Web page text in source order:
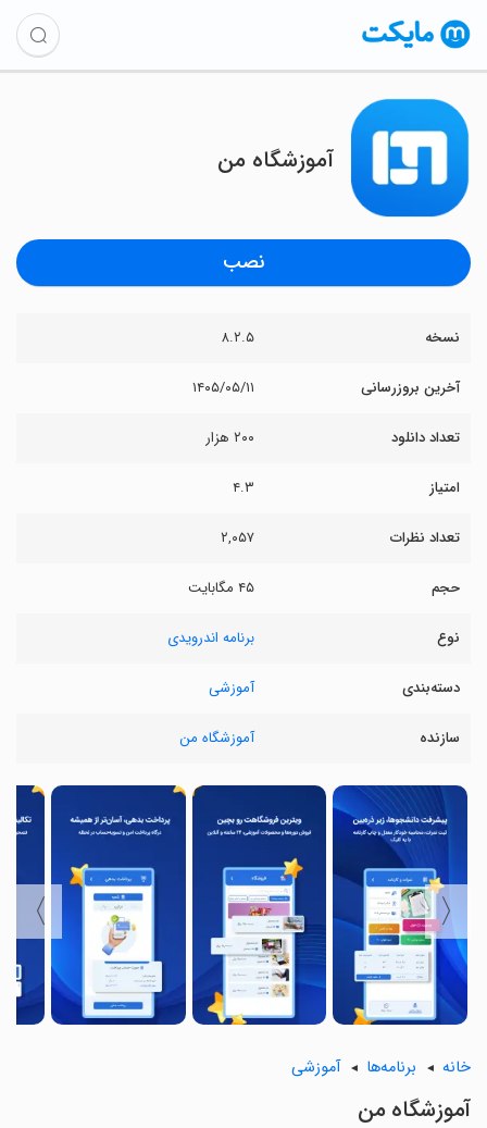
آموزشگاه من
نصب
نسخه ۸.۲.۵
آخرین بروزرسانی ۱۴۰۵/۰۵/۱۱
تعداد دانلود ۲۰۰ هزار
امتیاز ۴.۳
تعداد نظرات ۲,۰۵۷
حجم ۴۵ مگابایت
نوع برنامه اندرویدی
دسته‌بندی آموزشی
سازنده آموزشگاه من
〈
〉
خانه برنامه‌ها آموزشی
آموزشگاه من